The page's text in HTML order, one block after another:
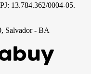
13.784.362/0004-05.
Salvador - BA